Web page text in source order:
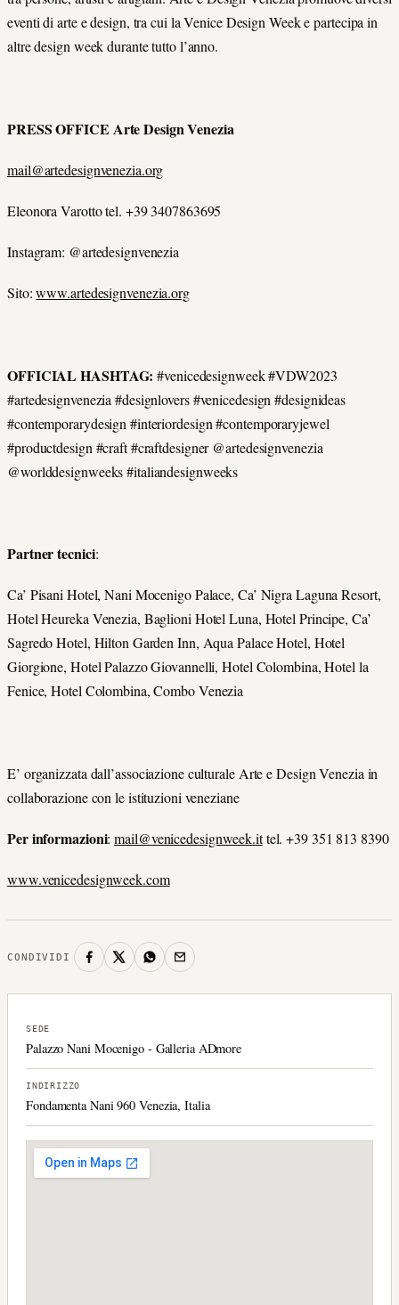
eventi di arte e design, tra cui la Venice Design Week e partecipa in
altre design week durante tutto l’anno.
PRESS OFFICE Arte Design Venezia
mail@artedesignvenezia.org
Eleonora Varotto tel. +39 3407863695
Instagram: @artedesignvenezia
Sito:www.artedesignvenezia.org
OFFICIAL HASHTAG:#venicedesignweek #VDW2023
#artedesignvenezia #designlovers #venicedesign #designideas
#contemporarydesign #interiordesign #contemporaryjewel
#productdesign #craft #craftdesigner @artedesignvenezia
@worlddesignweeks #italiandesignweeks
Partner tecnici:
Ca’ Pisani Hotel, Nani Mocenigo Palace, Ca’ Nigra Laguna Resort,
Hotel Heureka Venezia, Baglioni Hotel Luna, Hotel Principe, Ca’
Sagredo Hotel, Hilton Garden Inn, Aqua Palace Hotel, Hotel
Giorgione, Hotel Palazzo Giovannelli, Hotel Colombina, Hotel la
Fenice, Hotel Colombina, Combo Venezia
E’ organizzata dall’associazione culturaleArte e Design Venezia in
collaborazione con le istituzioni veneziane
Per informazioni:mail@venicedesignweek.ittel. +39 351 813 8390
www.venicedesignweek.com
CONDIVIDI
SEDE
Palazzo Nani Mocenigo - Galleria ADmore
INDIRIZZO
Fondamenta Nani 960 Venezia, Italia